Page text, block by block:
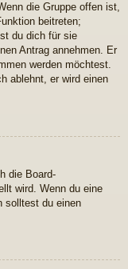
die Gruppe offen ist,
beitreten;
du dich für sie
Antrag annehmen. Er
werden möchtest.
ablehnt, er wird einen
die Board-
wird. Wenn du eine
solltest du einen